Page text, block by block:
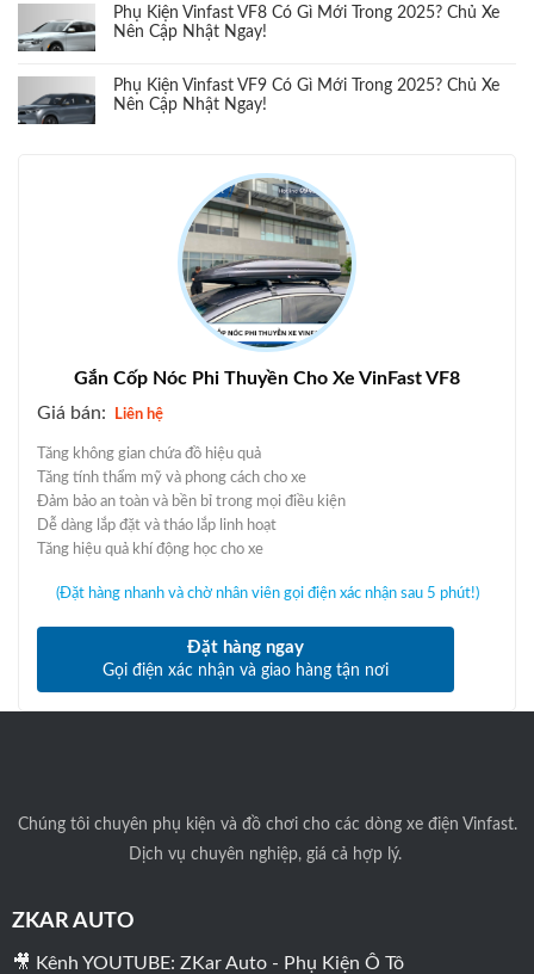
Phụ Kiện Vinfast VF8 Có Gì Mới Trong 2025? Chủ Xe
Nên Cập Nhật Ngay!
Phụ Kiện Vinfast VF9 Có Gì Mới Trong 2025? Chủ Xe
Nên Cập Nhật Ngay!
Gắn Cốp Nóc Phi Thuyền Cho Xe VinFast VF8
Giá bán:
Liên hệ
Tăng không gian chứa đồ hiệu quả
Tăng tính thẩm mỹ và phong cách cho xe
Đảm bảo an toàn và bền bỉ trong mọi điều kiện
Dễ dàng lắp đặt và tháo lắp linh hoạt
Tăng hiệu quả khí động học cho xe
(Đặt hàng nhanh và chờ nhân viên gọi điện xác nhận sau 5 phút!)
Đặt hàng ngay
Gọi điện xác nhận và giao hàng tận nơi
Chúng tôichuyên phụ kiện và đồ chơi cho các dòng xe điện Vinfast.
Dịch vụ chuyên nghiệp, giá cả hợp lý.
ZKAR AUTO
🎥 Kênh YOUTUBE: ZKar Auto - Phụ Kiện Ô Tô